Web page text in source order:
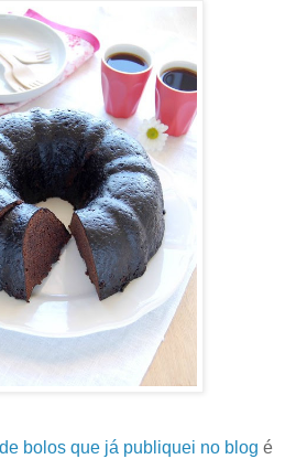
bolos que já publiquei no blog é